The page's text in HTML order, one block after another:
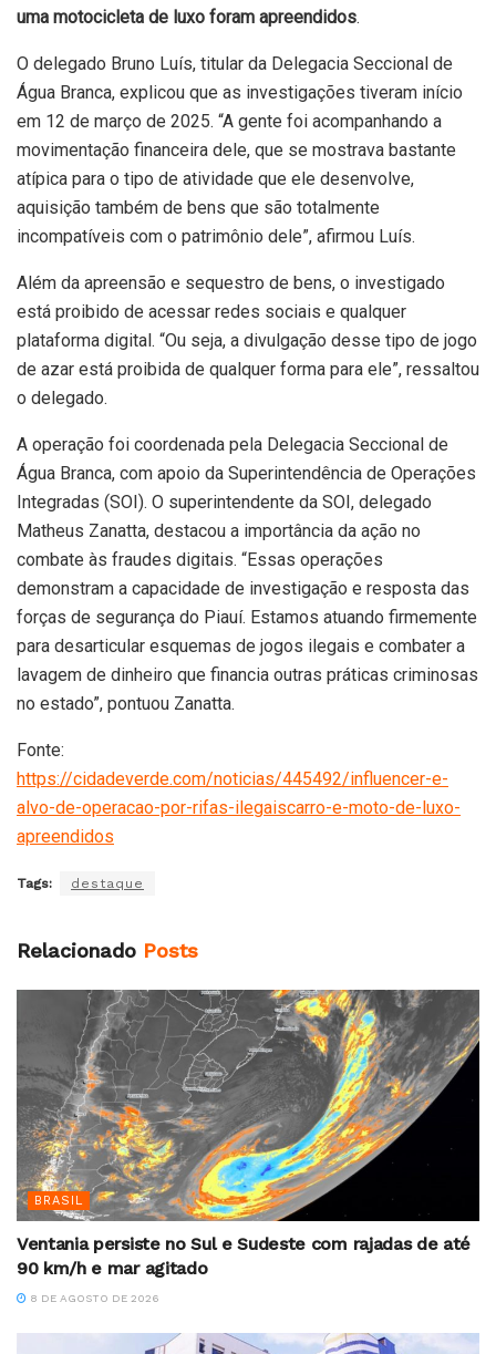
uma motocicleta de luxo foram apreendidos.
O delegado Bruno Luís, titular da Delegacia Seccional de
Água Branca, explicou que as investigações tiveram início
em 12 de março de 2025. “A gente foi acompanhando a
movimentação financeira dele, que se mostrava bastante
atípica para o tipo de atividade que ele desenvolve,
aquisição também de bens que são totalmente
incompatíveis com o patrimônio dele”, afirmou Luís.
Além da apreensão e sequestro de bens, o investigado
está proibido de acessar redes sociais e qualquer
plataforma digital. “Ou seja, a divulgação desse tipo de jogo
de azar está proibida de qualquer forma para ele”, ressaltou
o delegado.
A operação foi coordenada pela Delegacia Seccional de
Água Branca, com apoio da Superintendência de Operações
Integradas (SOI). O superintendente da SOI, delegado
Matheus Zanatta, destacou a importância da ação no
combate às fraudes digitais. “Essas operações
demonstram a capacidade de investigação e resposta das
forças de segurança do Piauí. Estamos atuando firmemente
para desarticular esquemas de jogos ilegais e combater a
lavagem de dinheiro que financia outras práticas criminosas
no estado”, pontuou Zanatta.
Fonte:
https://cidadeverde.com/noticias/445492/influencer-e-
alvo-de-operacao-por-rifas-ilegaiscarro-e-moto-de-luxo-
apreendidos
Tags: destaque
Relacionado Posts
BRASIL
Ventania persiste no Sul e Sudeste com rajadas de até
90 km/h e mar agitado
8 DE AGOSTO DE 2026